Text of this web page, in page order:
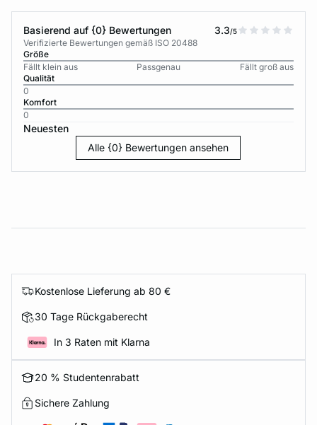
Basierend auf {0} Bewertungen 3.3/5
Verifizierte Bewertungen gemäß ISO 20488
Größe
Fällt klein aus
Passgenau
Fällt groß aus
Qualität
0
Komfort
0
Neuesten
Alle {0} Bewertungen ansehen
Kostenlose Lieferung ab 80 €
30 Tage Rückgaberecht
In 3 Raten mit Klarna
20 % Studentenrabatt
Sichere Zahlung